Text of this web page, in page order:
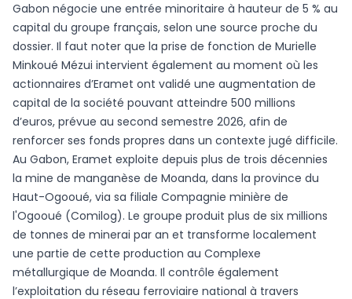
Gabon négocie une entrée minoritaire à hauteur de 5 % au
capital du groupe français, selon une source proche du
dossier. Il faut noter que la prise de fonction de Murielle
Minkoué Mézui intervient également au moment où les
actionnaires d’Eramet ont validé une augmentation de
capital de la société pouvant atteindre 500 millions
d’euros, prévue au second semestre 2026, afin de
renforcer ses fonds propres dans un contexte jugé difficile.
Au Gabon, Eramet exploite depuis plus de trois décennies
la mine de manganèse de Moanda, dans la province du
Haut-Ogooué, via sa filiale Compagnie minière de
l'Ogooué (Comilog). Le groupe produit plus de six millions
de tonnes de minerai par an et transforme localement
une partie de cette production au Complexe
métallurgique de Moanda. Il contrôle également
l’exploitation du réseau ferroviaire national à travers